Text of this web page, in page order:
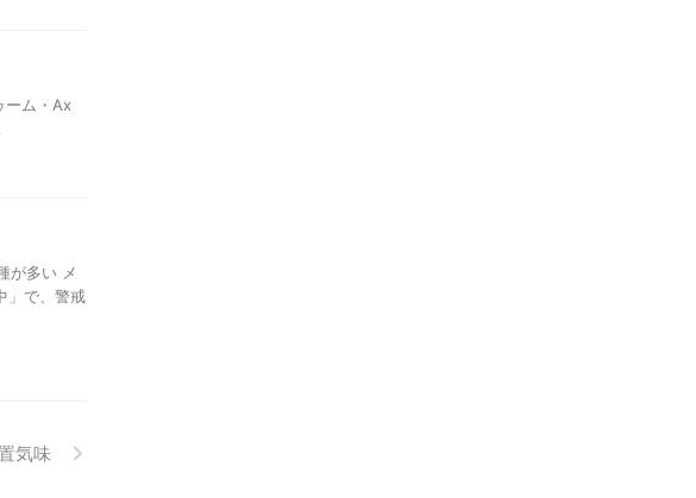
ーム・Ax
が多い メ
」で、警戒
気味